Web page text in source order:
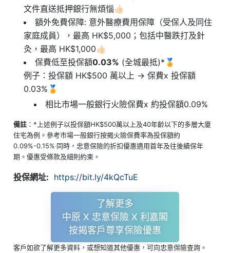
文件直送抵押銀行無煩惱👍🏻
額外免費保障: 意外醫療費用保障（受保人及同住
家庭成員），最高 HK$5,000；包括中醫跌打及針
灸，最高 HK$1,000👍🏻
保費低至投保額0.03% (全城最抵)*🏅
例子：投保額 HK$500 萬以上 → 保費x 投保額
0.03%🏅
相比市場一般銀行火險保費x 約投保額0.09%
備註 ：*上述例子以投保額HK$500萬以上及40年齡以下的多層大廈
住宅為例。參考市場一般銀行按揭火險保費率為投保額約
0.09%-0.15%‧同時，忠意保險的折扣優惠適用首年及往後續保年
期。優惠受條款及細則約束。
投保網址: https://bit.ly/4kQcTuE
了解更多
中原 X 忠意保險 X 利嘉閣
按揭客戶尊享保險優惠
客戶如欲了解更多資料，或想知道其他優惠，可向忠意保險查詢。